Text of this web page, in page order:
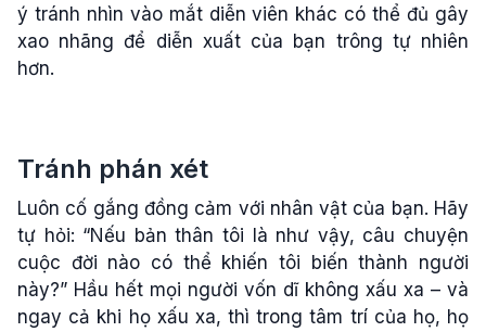
ý tránh nhìn vào mắt diễn viên khác có thể đủ gây
xao nhãng để diễn xuất của bạn trông tự nhiên
hơn.
Tránh phán xét
Luôn cố gắng đồng cảm với nhân vật của bạn. Hãy
tự hỏi: “Nếu bản thân tôi là như vậy, câu chuyện
cuộc đời nào có thể khiến tôi biến thành người
này?” Hầu hết mọi người vốn dĩ không xấu xa – và
ngay cả khi họ xấu xa, thì trong tâm trí của họ, họ